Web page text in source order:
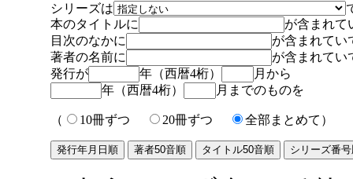
シリーズは
本のタイトルに
が含まれて
目次のなかに
が含まれてい
著者の名前に
が含まれてい
発行が
年（西暦4桁）
月から
年（西暦4桁）
月までのものを
（ 10冊ずつ 20冊ずつ 全部まとめて）